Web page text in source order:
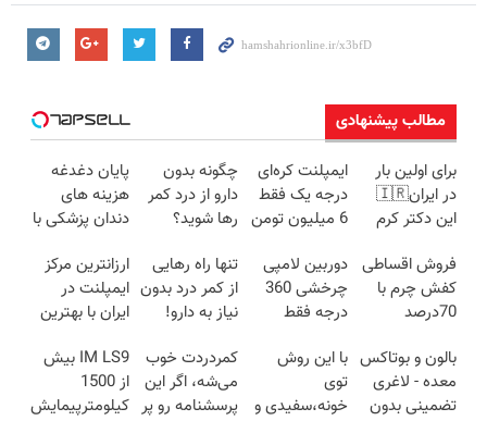
مطالب پیشنهادی
برای اولین بار
در ایران🇮🇷
این دکتر کرم
روزه ساخت!
ایمپلنت کره‌ای
درجه یک فقط
6 میلیون تومن
چگونه بدون
دارو از درد کمر
رها شوید؟
رو پرکن)
پایان دغدغه
هزینه های
دندان پزشکی با
کننده خانگی
فروش اقساطی
کفش چرم با
70درصد
دوربین لامپی
چرخشی 360
درجه فقط
🔥 پرداخت
درب منزل
تنها راه رهایی
از کمر درد بدون
نیاز به دارو!
ارزانترین مرکز
ایمپلنت در
ایران با بهترین
بالون و بوتاکس
معده - لاغری
تضمینی بدون
با این روش
توی
خونه،سفیدی و
کمردردت خوب
می‌شه، اگر این
پرسشنامه رو پر
IM LS9 بیش
از 1500
کیلومترپیمایش